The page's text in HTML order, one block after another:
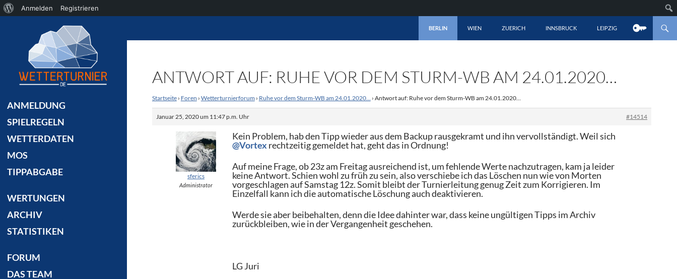
BERLIN
WIEN ZUERICH INNSBRUCK LEIPZIG
ANTWORT AUF: RUHE VOR DEM STURM-WB AM 24.01.2020…
Startseite › Foren › Wetterturnierforum › Ruhe vor dem Sturm-WB am 24.01.2020… › Antwort auf: Ruhe vor dem Sturm-WB am 24.01.2020…
Januar 25, 2020 um 11:47 p.m. Uhr #14514
sferics
Administrator
Kein Problem, hab den Tipp wieder aus dem Backup rausgekramt und ihn vervollständigt. Weil sich
@Vortex rechtzeitig gemeldet hat, geht das in Ordnung!
Auf meine Frage, ob 23z am Freitag ausreichend ist, um fehlende Werte nachzutragen, kam ja leider
keine Antwort. Schien wohl zu früh zu sein, also verschiebe ich das Löschen nun wie von Morten
vorgeschlagen auf Samstag 12z. Somit bleibt der Turnierleitung genug Zeit zum Korrigieren. Im
Einzelfall kann ich die automatische Löschung auch deaktivieren.
Werde sie aber beibehalten, denn die Idee dahinter war, dass keine ungültigen Tipps im Archiv
zurückbleiben, wie in der Vergangenheit geschehen.
LG Juri
ANMELDUNG
SPIELREGELN
WETTERDATEN
MOS
TIPPABGABE
WERTUNGEN
ARCHIV
STATISTIKEN
FORUM
DAS TEAM
Über
Anmelden Registrieren